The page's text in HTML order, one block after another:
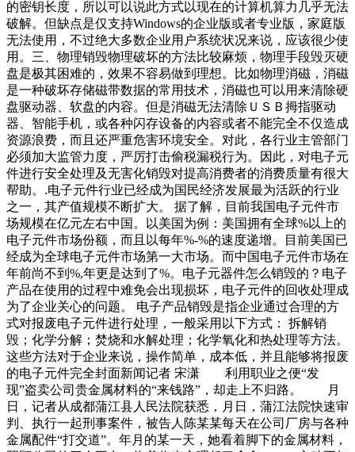
的密钥长度，所以可以说此方式以现在的计算机算力几乎无法
破解。但缺点是仅支持Windows的企业版或者专业版，家庭版
无法使用，不过绝大多数企业用户系统状况来说，应该很少使
用。三、物理销毁物理破坏的方法比较麻烦，物理手段毁灭硬
盘是极其困难的，效果不容易做到理想。比如物理消磁，消磁
是一种破坏存储磁带数据的常用技术，消磁也可以用来清除硬
盘驱动器、软盘的内容。但是消磁无法清除ＵＳＢ拇指驱动
器、智能手机，或各种闪存设备的内容或者不能完全不仅造成
资源浪费，而且还严重危害环境安全。对此，各行业主管部门
必须加大监管力度，严厉打击偷税漏税行为。因此，对电子元
件进行安全处理及无害化销毁对提高消费者的消费质量有很大
帮助。.电子元件行业已经成为国民经济发展最为活跃的行业
之一，其产值规模不断扩大。 据了解，目前我国电子元件市
场规模在亿元左右中国。以美国为例：美国拥有全球%以上的
电子元件市场份额，而且以每年%-%的速度递增。目前美国已
经成为全球电子元件市场第一大市场。而中国电子元件市场在
年前尚不到%,年更是达到了%。电子元器件怎么销毁的？电子
产品在使用的过程中难免会出现损坏，电子元件的回收处理成
为了企业关心的问题。 电子产品销毁是指企业通过合理的方
式对报废电子元件进行处理，一般采用以下方式： 拆解销
毁；化学分解；焚烧和水解处理；化学氧化和热处理等方法。
这些方法对于企业来说，操作简单，成本低，并且能够将报废
的电子元件完全封面新闻记者 宋潇 利用职业之便“发
现”盗卖公司贵金属材料的“来钱路”，却走上不归路。 月
日，记者从成都蒲江县人民法院获悉，月日，蒲江法院快速审
判、执行一起刑事案件，被告人陈某某每天在公司厂房与各种
金属配件“打交道”。年月的某一天，她看着脚下的金属材料，